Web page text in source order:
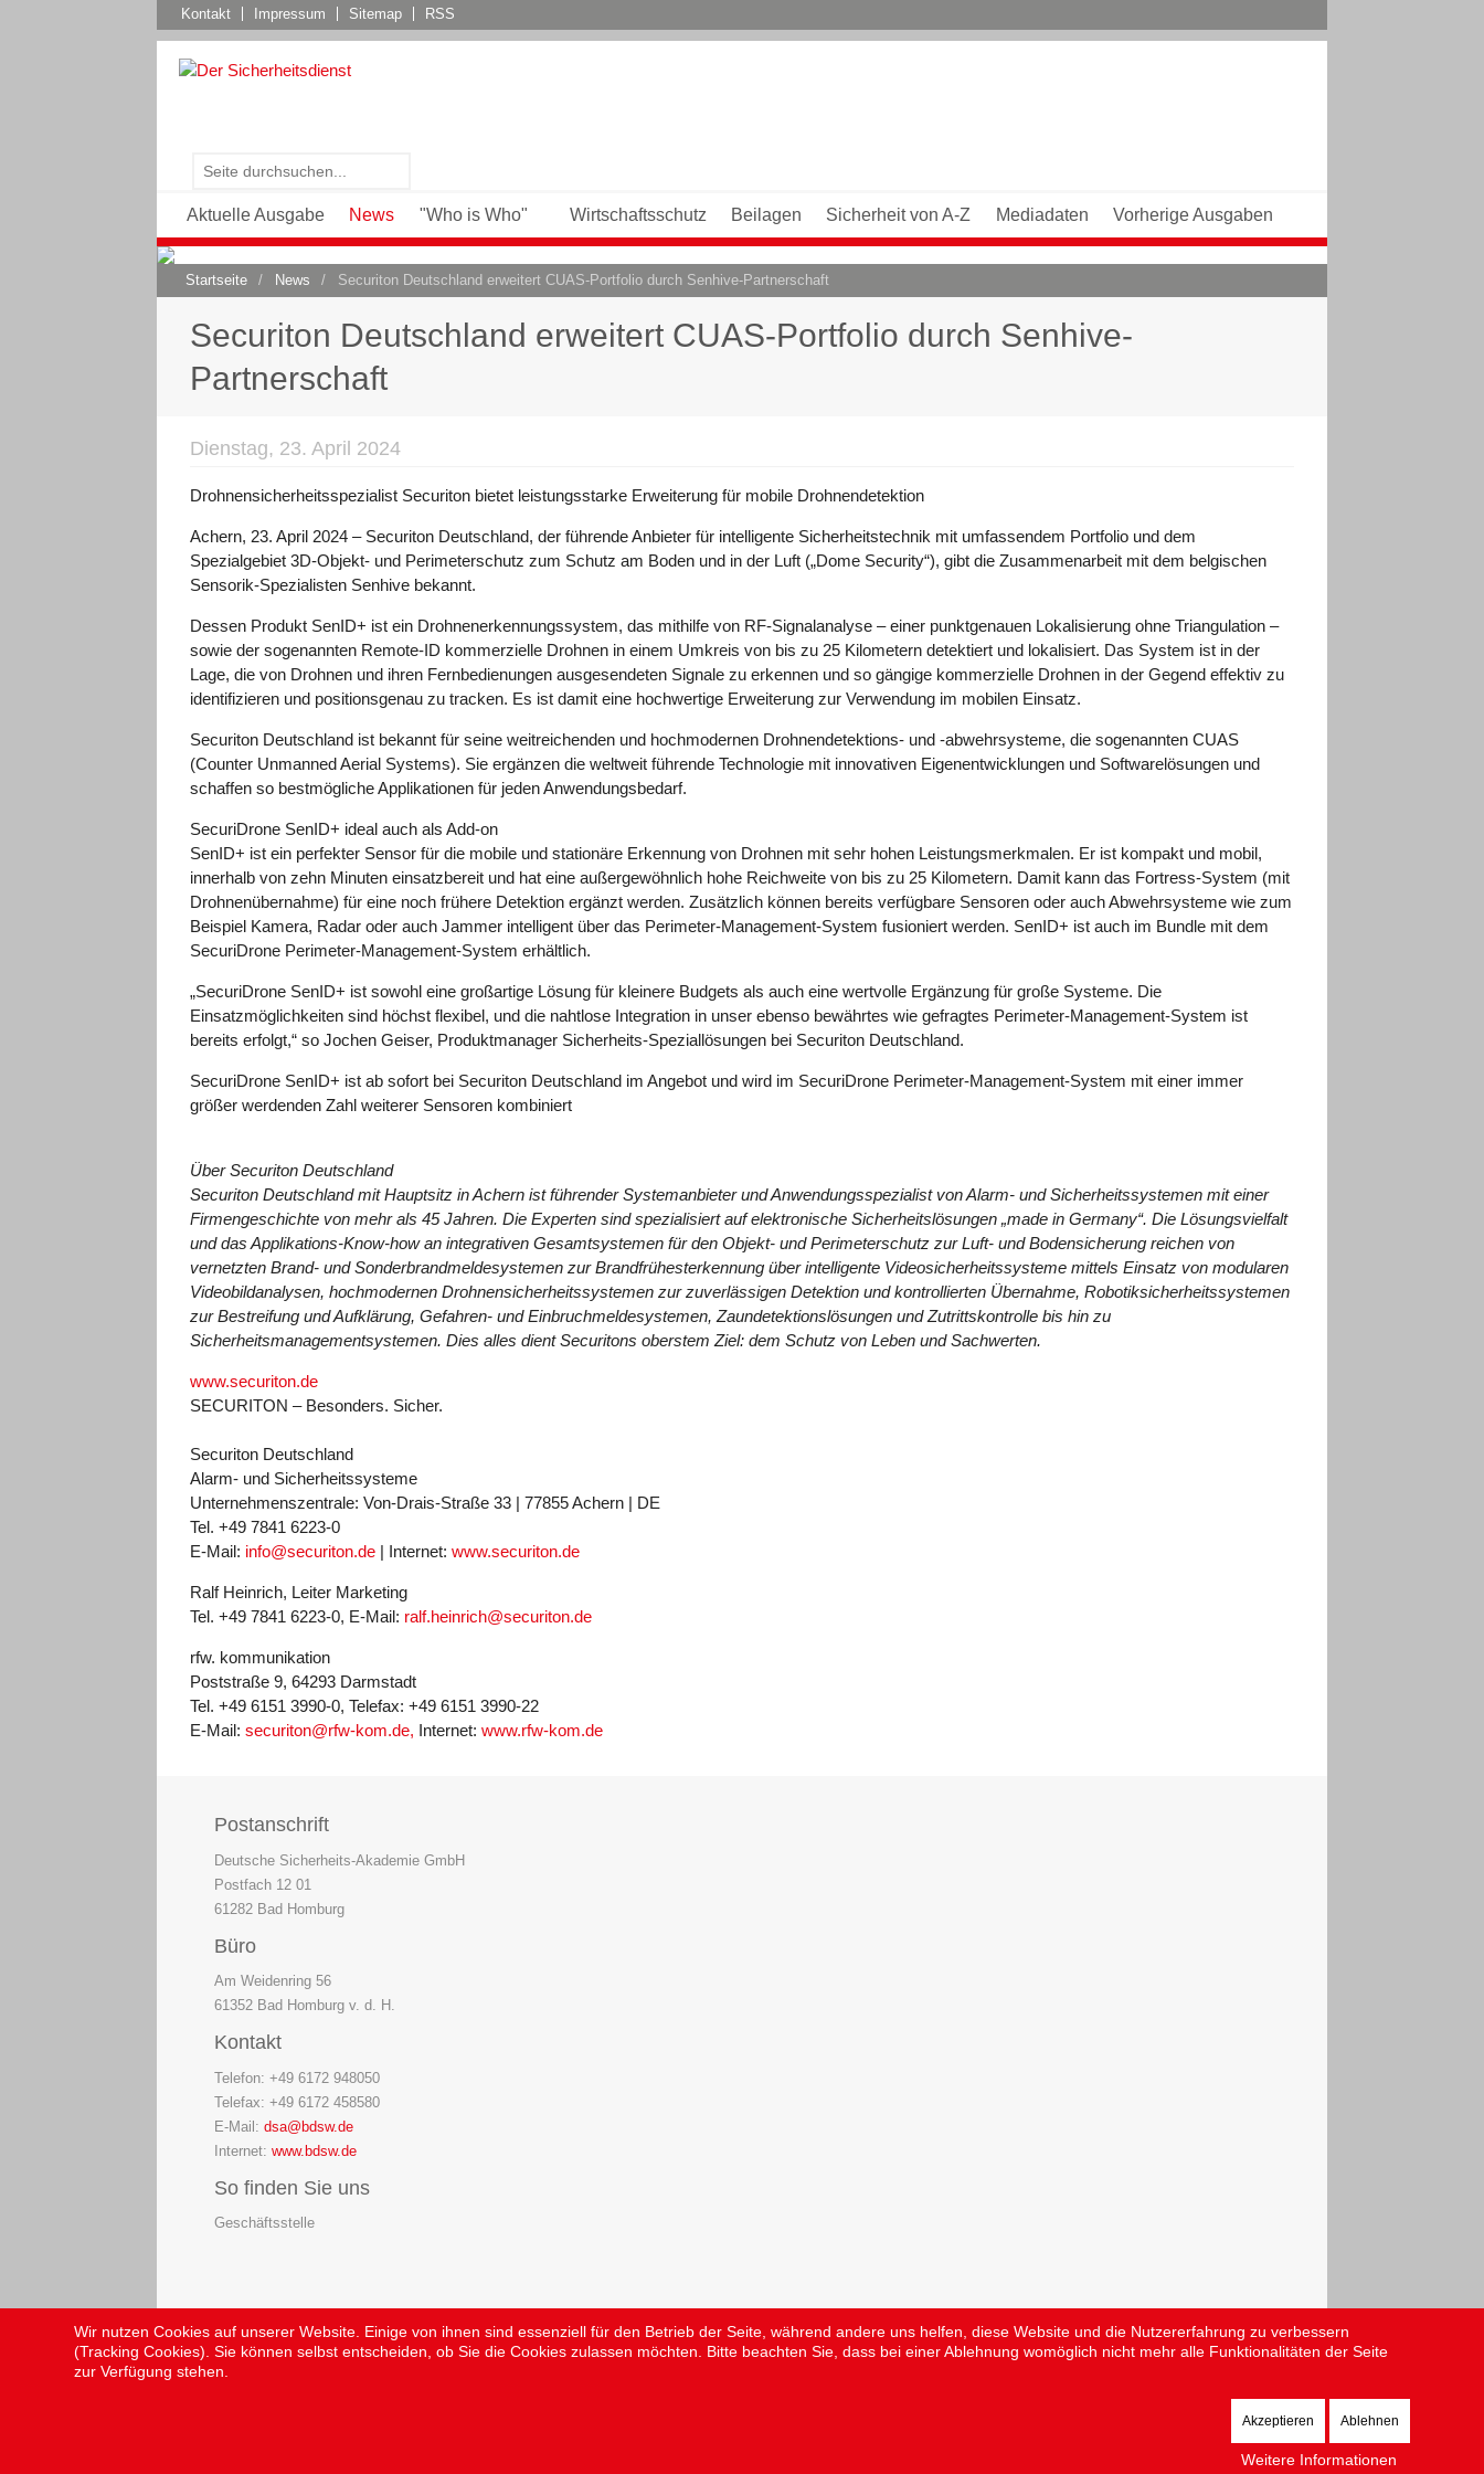
Kontakt Impressum Sitemap RSS
Aktuelle Ausgabe News "Who is Who" Wirtschaftsschutz Beilagen Sicherheit von A-Z Mediadaten Vorherige Ausgaben
Startseite / News / Securiton Deutschland erweitert CUAS-Portfolio durch Senhive-Partnerschaft
Securiton Deutschland erweitert CUAS-Portfolio durch Senhive-
Partnerschaft
Dienstag, 23. April 2024
Drohnensicherheitsspezialist Securiton bietet leistungsstarke Erweiterung für mobile Drohnendetektion
Achern, 23. April 2024 – Securiton Deutschland, der führende Anbieter für intelligente Sicherheitstechnik mit umfassendem Portfolio und dem
Spezialgebiet 3D-Objekt- und Perimeterschutz zum Schutz am Boden und in der Luft („Dome Security“), gibt die Zusammenarbeit mit dem belgischen
Sensorik-Spezialisten Senhive bekannt.
Dessen Produkt SenID+ ist ein Drohnenerkennungssystem, das mithilfe von RF-Signalanalyse – einer punktgenauen Lokalisierung ohne Triangulation –
sowie der sogenannten Remote-ID kommerzielle Drohnen in einem Umkreis von bis zu 25 Kilometern detektiert und lokalisiert. Das System ist in der
Lage, die von Drohnen und ihren Fernbedienungen ausgesendeten Signale zu erkennen und so gängige kommerzielle Drohnen in der Gegend effektiv zu
identifizieren und positionsgenau zu tracken. Es ist damit eine hochwertige Erweiterung zur Verwendung im mobilen Einsatz.
Securiton Deutschland ist bekannt für seine weitreichenden und hochmodernen Drohnendetektions- und -abwehrsysteme, die sogenannten CUAS
(Counter Unmanned Aerial Systems). Sie ergänzen die weltweit führende Technologie mit innovativen Eigenentwicklungen und Softwarelösungen und
schaffen so bestmögliche Applikationen für jeden Anwendungsbedarf.
SecuriDrone SenID+ ideal auch als Add-on
SenID+ ist ein perfekter Sensor für die mobile und stationäre Erkennung von Drohnen mit sehr hohen Leistungsmerkmalen. Er ist kompakt und mobil,
innerhalb von zehn Minuten einsatzbereit und hat eine außergewöhnlich hohe Reichweite von bis zu 25 Kilometern. Damit kann das Fortress-System (mit
Drohnenübernahme) für eine noch frühere Detektion ergänzt werden. Zusätzlich können bereits verfügbare Sensoren oder auch Abwehrsysteme wie zum
Beispiel Kamera, Radar oder auch Jammer intelligent über das Perimeter-Management-System fusioniert werden. SenID+ ist auch im Bundle mit dem
SecuriDrone Perimeter-Management-System erhältlich.
„SecuriDrone SenID+ ist sowohl eine großartige Lösung für kleinere Budgets als auch eine wertvolle Ergänzung für große Systeme. Die
Einsatzmöglichkeiten sind höchst flexibel, und die nahtlose Integration in unser ebenso bewährtes wie gefragtes Perimeter-Management-System ist
bereits erfolgt,“ so Jochen Geiser, Produktmanager Sicherheits-Speziallösungen bei Securiton Deutschland.
SecuriDrone SenID+ ist ab sofort bei Securiton Deutschland im Angebot und wird im SecuriDrone Perimeter-Management-System mit einer immer
größer werdenden Zahl weiterer Sensoren kombiniert
Über Securiton Deutschland
Securiton Deutschland mit Hauptsitz in Achern ist führender Systemanbieter und Anwendungsspezialist von Alarm- und Sicherheitssystemen mit einer
Firmengeschichte von mehr als 45 Jahren. Die Experten sind spezialisiert auf elektronische Sicherheitslösungen „made in Germany“. Die Lösungsvielfalt
und das Applikations-Know-how an integrativen Gesamtsystemen für den Objekt- und Perimeterschutz zur Luft- und Bodensicherung reichen von
vernetzten Brand- und Sonderbrandmeldesystemen zur Brandfrühesterkennung über intelligente Videosicherheitssysteme mittels Einsatz von modularen
Videobildanalysen, hochmodernen Drohnensicherheitssystemen zur zuverlässigen Detektion und kontrollierten Übernahme, Robotiksicherheitssystemen
zur Bestreifung und Aufklärung, Gefahren- und Einbruchmeldesystemen, Zaundetektionslösungen und Zutrittskontrolle bis hin zu
Sicherheitsmanagementsystemen. Dies alles dient Securitons oberstem Ziel: dem Schutz von Leben und Sachwerten.
www.securiton.de
SECURITON – Besonders. Sicher.
Securiton Deutschland
Alarm- und Sicherheitssysteme
Unternehmenszentrale: Von-Drais-Straße 33 | 77855 Achern | DE
Tel. +49 7841 6223-0
E-Mail: info@securiton.de | Internet: www.securiton.de
Ralf Heinrich, Leiter Marketing
Tel. +49 7841 6223-0, E-Mail: ralf.heinrich@securiton.de
rfw. kommunikation
Poststraße 9, 64293 Darmstadt
Tel. +49 6151 3990-0, Telefax: +49 6151 3990-22
E-Mail: securiton@rfw-kom.de, Internet: www.rfw-kom.de
Postanschrift
Deutsche Sicherheits-Akademie GmbH
Postfach 12 01
61282 Bad Homburg
Büro
Am Weidenring 56
61352 Bad Homburg v. d. H.
Kontakt
Telefon: +49 6172 948050
Telefax: +49 6172 458580
E-Mail: dsa@bdsw.de
Internet: www.bdsw.de
So finden Sie uns
Geschäftsstelle
Wir nutzen Cookies auf unserer Website. Einige von ihnen sind essenziell für den Betrieb der Seite, während andere uns helfen, diese Website und die Nutzererfahrung zu verbessern
(Tracking Cookies). Sie können selbst entscheiden, ob Sie die Cookies zulassen möchten. Bitte beachten Sie, dass bei einer Ablehnung womöglich nicht mehr alle Funktionalitäten der Seite
zur Verfügung stehen.
Akzeptieren Ablehnen
Weitere Informationen